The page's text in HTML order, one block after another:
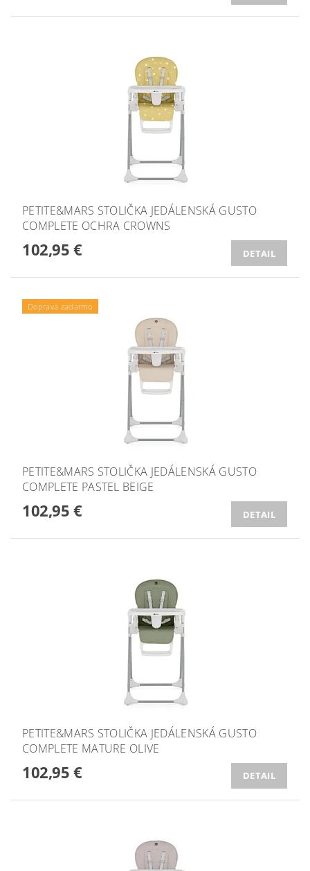
PETITE&MARS STOLIČKA JEDÁLENSKÁ GUSTO
COMPLETE OCHRA CROWNS
102,95 € DETAIL
Doprava zadarmo
PETITE&MARS STOLIČKA JEDÁLENSKÁ GUSTO
COMPLETE PASTEL BEIGE
102,95 € DETAIL
PETITE&MARS STOLIČKA JEDÁLENSKÁ GUSTO
COMPLETE MATURE OLIVE
102,95 € DETAIL